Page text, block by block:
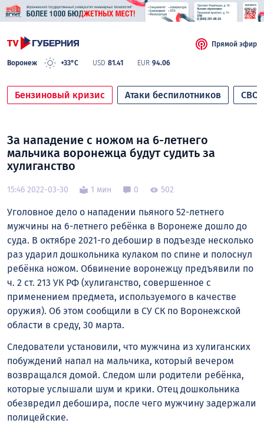
Воронеж +33°C USD 81.41 EUR 94.06
Прямой эфир
Бензиновый кризис Атаки беспилотников СВО
За нападение с ножом на 6-летнего
мальчика воронежца будут судить за
хулиганство
15:46 2022-03-30 1 мин 0 502
Уголовное дело о нападении пьяного 52-летнего
мужчины на 6-летнего ребёнка в Воронеже дошло до
суда. В октябре 2021-го дебошир в подъезде несколько
раз ударил дошкольника кулаком по спине и полоснул
ребёнка ножом. Обвинение воронежцу предъявили по
ч. 2 ст. 213 УК РФ (хулиганство, совершенное с
применением предмета, используемого в качестве
оружия). Об этом сообщили в СУ СК по Воронежской
области в среду, 30 марта.
Следователи установили, что мужчина из хулиганских
побуждений напал на мальчика, который вечером
возвращался домой. Следом шли родители ребёнка,
которые услышали шум и крики. Отец дошкольника
обезвредил дебошира, после чего мужчину задержали
полицейские.